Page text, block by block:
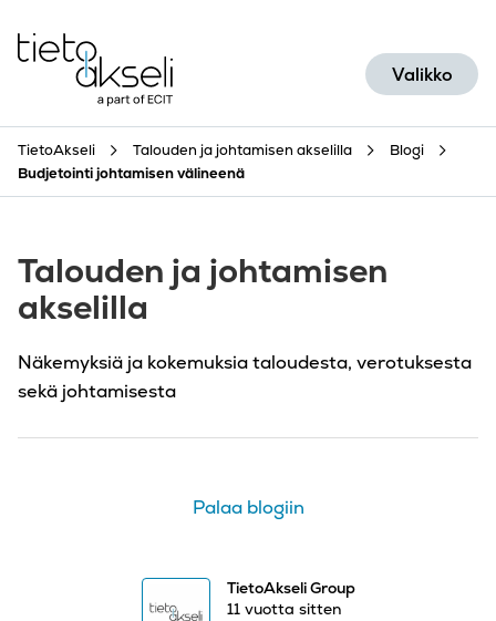
Valikko
TietoAkseli Talouden ja johtamisen akselilla
Blogi
Budjetointi johtamisen välineenä
Talouden ja johtamisen
akselilla
Näkemyksiä ja kokemuksia taloudesta, verotuksesta
sekä johtamisesta
Palaa blogiin
TietoAkseli Group
11 vuotta sitten